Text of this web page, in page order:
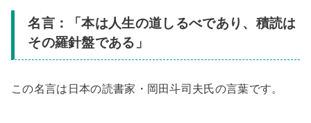
名言：「本は人生の道しるべであり、積読は
その羅針盤である」
この名言は日本の読書家・岡田斗司夫氏の言葉です。